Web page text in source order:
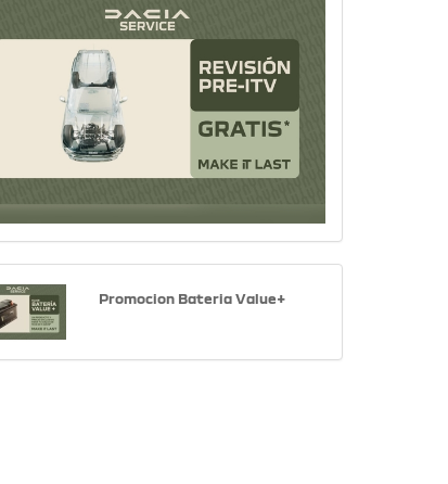
Promocion Bateria Value+